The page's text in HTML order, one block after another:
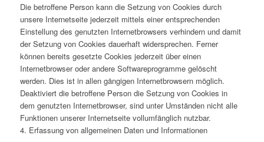
Die betroffene Person kann die Setzung von Cookies durch
unsere Internetseite jederzeit mittels einer entsprechenden
Einstellung des genutzten Internetbrowsers verhindern und damit
der Setzung von Cookies dauerhaft widersprechen. Ferner
können bereits gesetzte Cookies jederzeit über einen
Internetbrowser oder andere Softwareprogramme gelöscht
werden. Dies ist in allen gängigen Internetbrowsern möglich.
Deaktiviert die betroffene Person die Setzung von Cookies in
dem genutzten Internetbrowser, sind unter Umständen nicht alle
Funktionen unserer Internetseite vollumfänglich nutzbar.
4. Erfassung von allgemeinen Daten und Informationen